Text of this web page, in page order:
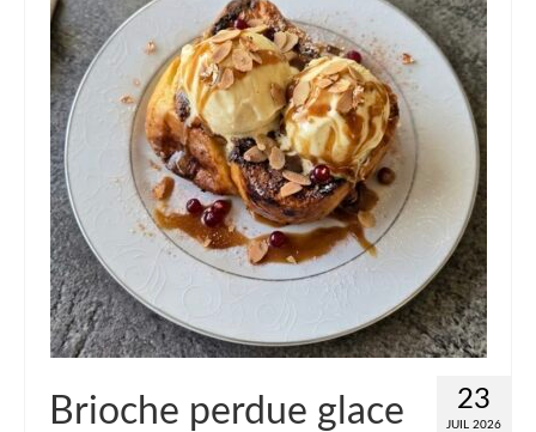
Liste
Entrées
Aumônières Feuilletés Samoussas
Blinis Cakes
Salades Verrines
Tartinades Tartines
Divers entrées
Plats
Légumes 23
JUIL 2026
Brioche perdue glace